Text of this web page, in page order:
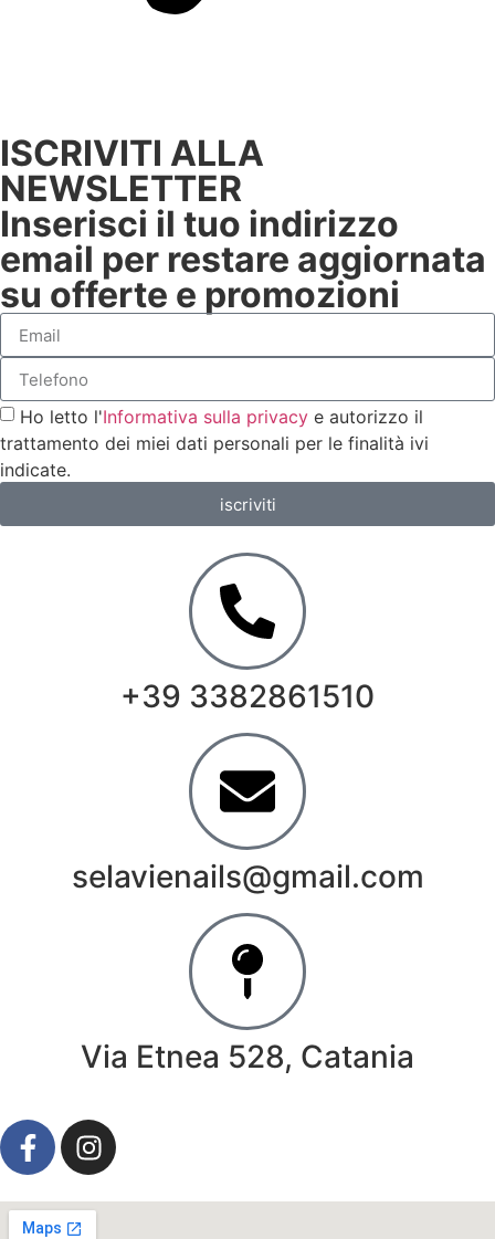
ISCRIVITI ALLA
NEWSLETTER
Inserisci il tuo indirizzo
email per restare aggiornata
su offerte e promozioni
Ho letto l'Informativa sulla privacy e autorizzo il
trattamento dei miei dati personali per le finalità ivi
indicate.
iscriviti
+39 3382861510
selavienails@gmail.com
Via Etnea 528, Catania